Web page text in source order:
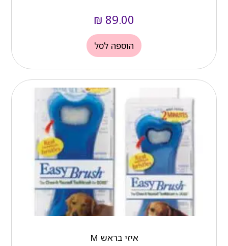
₪ 89.00
הוספה לסל
איזי בראש M